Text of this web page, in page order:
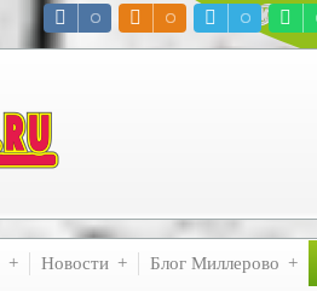
Новости Блог Миллерово